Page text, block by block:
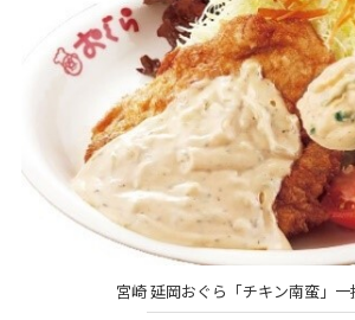
宮崎 延岡おぐら「チキン南蛮」一